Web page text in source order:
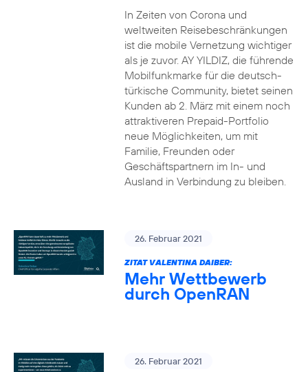
In Zeiten von Corona und
weltweiten Reisebeschränkungen
ist die mobile Vernetzung wichtiger
als je zuvor. AY YILDIZ, die führende
Mobilfunkmarke für die deutsch-
türkische Community, bietet seinen
Kunden ab 2. März mit einem noch
attraktiveren Prepaid-Portfolio
neue Möglichkeiten, um mit
Familie, Freunden oder
Geschäftspartnern im In- und
Ausland in Verbindung zu bleiben.
26. Februar 2021
ZITAT VALENTINA DAIBER:
Mehr Wettbewerb
durch OpenRAN
26. Februar 2021